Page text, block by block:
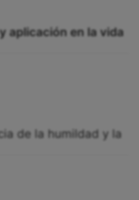
aplicación en la vida
de la humildad y la